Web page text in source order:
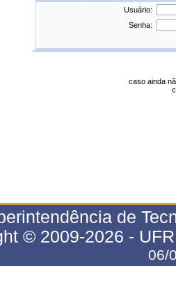
Usuário:
Senha:
caso ainda
de
© 2009-2026 -
06/